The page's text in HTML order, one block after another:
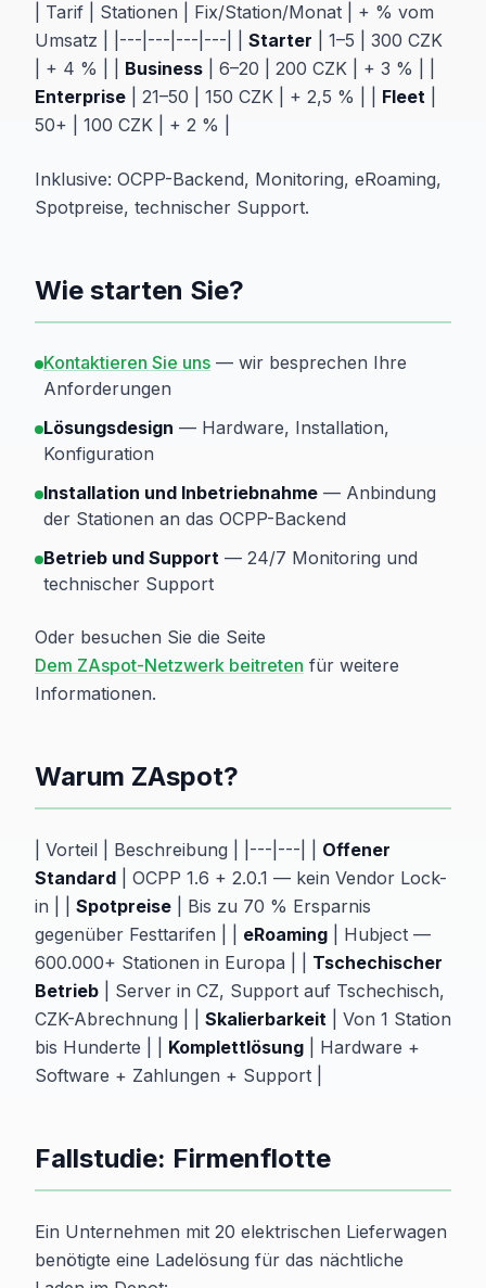
| Tarif | Stationen | Fix/Station/Monat | + % vom
Umsatz | |---|---|---|---| | Starter | 1–5 | 300 CZK
| + 4 % | | Business | 6–20 | 200 CZK | + 3 % | |
Enterprise | 21–50 | 150 CZK | + 2,5 % | | Fleet
50+ | 100 CZK | + 2 % |
Inklusive: OCPP-Backend, Monitoring, eRoaming,
Spotpreise, technischer Support.
Wie starten Sie?
Kontaktieren Sie uns — wir besprechen Ihre
Anforderungen
Lösungsdesign — Hardware, Installation,
Konfiguration
Installation und Inbetriebnahme — Anbindung
der Stationen an das OCPP-Backend
Betrieb und Support — 24/7 Monitoring und
technischer Support
Oder besuchen Sie die Seite
Dem ZAspot-Netzwerk beitreten für weitere
Informationen.
Warum ZAspot?
| Vorteil | Beschreibung | |---|---| | Offener
Standard | OCPP 1.6 + 2.0.1 — kein Vendor Lock-
in | | Spotpreise | Bis zu 70 % Ersparnis
gegenüber Festtarifen | | eRoaming | Hubject —
600.000+ Stationen in Europa | | Tschechischer
Betrieb | Server in CZ, Support auf Tschechisch,
CZK-Abrechnung | | Skalierbarkeit | Von 1 Station
bis Hunderte | | Komplettlösung | Hardware +
Software + Zahlungen + Support |
Fallstudie: Firmenflotte
Ein Unternehmen mit 20 elektrischen Lieferwagen
benötigte eine Ladelösung für das nächtliche